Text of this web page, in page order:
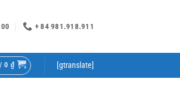
+ 84 981.918.911
0 ₫ [gtranslate]